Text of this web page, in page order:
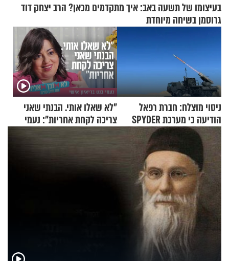
בעיצומו של תשעה באב: איך מתקדמים מכאן? הרב יצחק דוד
גרוסמן בשיחה מיוחדת
ניסוי מוצלח: חברת רפאל
הודיעה כי מערכת SPYDER
הצליחה ליירט כטב"ם
"לא שאלו אותי. הבנתי שאני
צריכה לקחת אחריות": נעמי